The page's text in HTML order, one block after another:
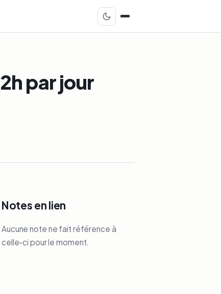
par jour
Notes en lien
Aucune note ne fait référence à
celle-ci pour le moment.